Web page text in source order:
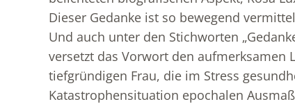
Dieser Gedanke ist so bewegend
Und auch unter den Stichworten
versetzt das Vorwort den aufmerksamen
tiefgründigen Frau, die im Stress
Katastrophensituation epochalen